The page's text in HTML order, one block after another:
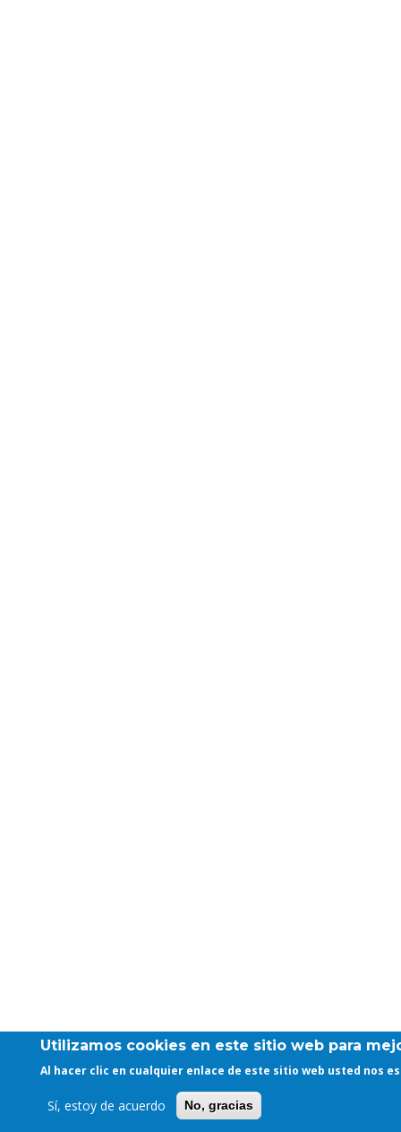
Utilizamos cookies en este sitio web para
Al hacer clic en cualquier enlace de este sitio web usted nos
Sí, estoy de acuerdo No, gracias